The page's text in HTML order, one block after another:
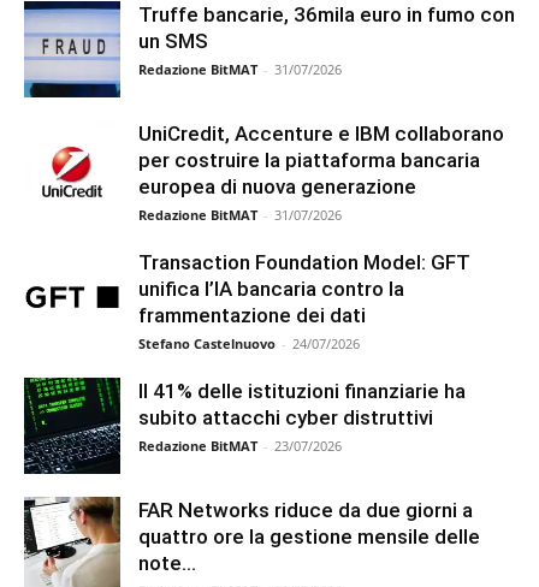
Truffe bancarie, 36mila euro in fumo con
un SMS
Redazione BitMAT - 31/07/2026
UniCredit, Accenture e IBM collaborano
per costruire la piattaforma bancaria
europea di nuova generazione
Redazione BitMAT - 31/07/2026
Transaction Foundation Model: GFT
unifica l’IA bancaria contro la
frammentazione dei dati
Stefano Castelnuovo - 24/07/2026
Il 41% delle istituzioni finanziarie ha
subito attacchi cyber distruttivi
Redazione BitMAT - 23/07/2026
FAR Networks riduce da due giorni a
quattro ore la gestione mensile delle
note...